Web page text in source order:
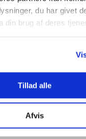
du har givet
din brug af deres
Tillad alle
Afvis